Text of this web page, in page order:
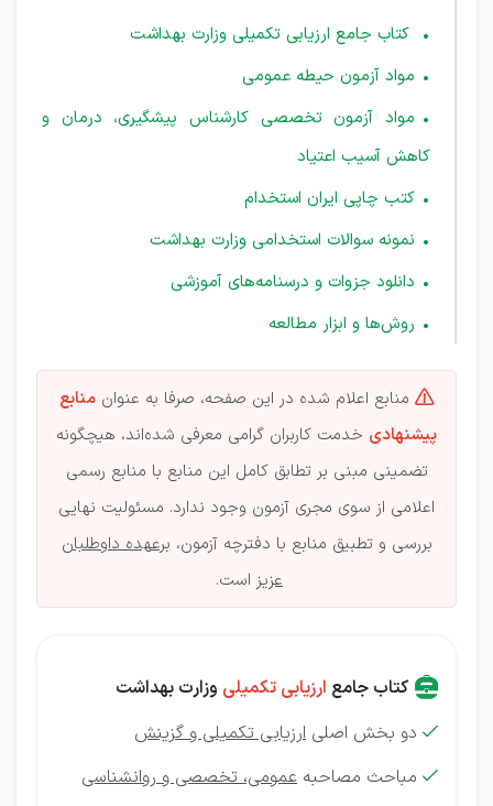
کتاب جامع ارزیابی تکمیلی وزارت بهداشت
مواد آزمون حیطه عمومی
مواد آزمون تخصصی کارشناس پیشگیری، درمان و
کاهش آسیب اعتیاد
کتب چاپی ایران استخدام
نمونه سوالات استخدامی وزارت بهداشت
دانلود جزوات و درسنامه‌های آموزشی
روش‌ها و ابزار مطالعه
 منابع اعلام شده در این صفحه، صرفا به عنوان منابع
پیشنهادی خدمت کاربران گرامی معرفی شده‌اند، هیچگونه
تضمینی مبنی بر تطابق کامل این منابع با منابع رسمی
اعلامی از سوی مجری آزمون وجود ندارد. مسئولیت نهایی
بررسی و تطبیق منابع با دفترچه آزمون،برعهده داوطلبان
عزیز است.
کتاب جامع ارزیابی تکمیلی وزارت بهداشت
 دو بخش اصلی ارزیابی تکمیلی و گزینش
 مباحث مصاحبه عمومی، تخصصی و روانشناسی